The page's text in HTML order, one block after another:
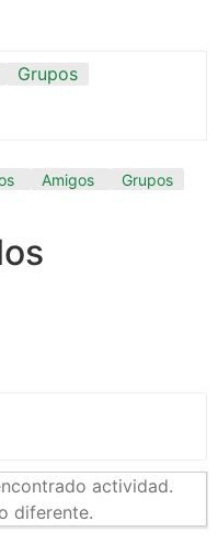
Grupos
Amigos Grupos
actividad.
diferente.